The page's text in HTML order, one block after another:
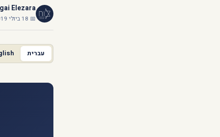
Elezara
📅 18 ביולי 2019
עברית